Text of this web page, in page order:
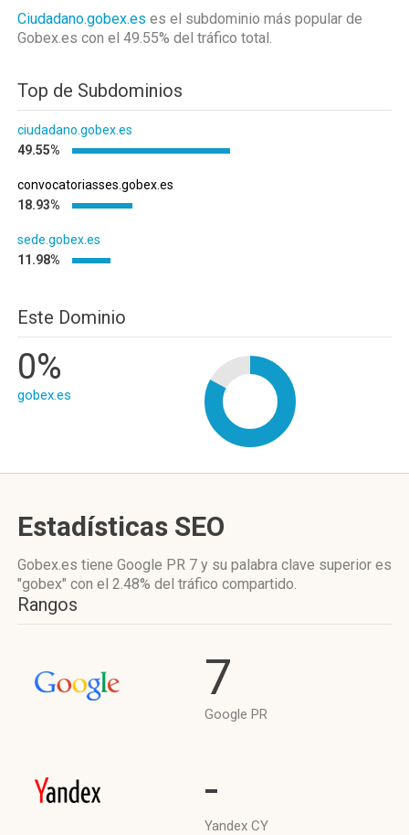
Ciudadano.gobex.es es el subdominio más popular de
Gobex.es con el 49.55% del tráfico total.
Top de Subdominios
ciudadano.gobex.es
49.55%
convocatoriasses.gobex.es
18.93%
sede.gobex.es
11.98%
Este Dominio
0%
gobex.es
Estadísticas SEO
Gobex.es tiene Google PR 7 y su palabra clave superior es
"gobex" con el 2.48% del tráfico compartido.
Rangos
7
Google PR
-
Yandex CY